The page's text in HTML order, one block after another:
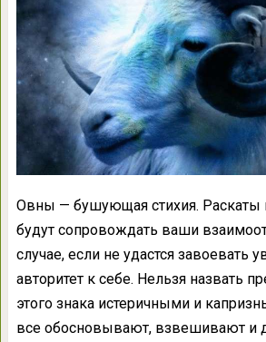
Овны — бушующая стихия. Раскаты
будут сопровождать ваши
случае, если не удастся завоевать
авторитет к себе. Нельзя назвать
этого знака истеричными и
все обосновывают, взвешивают и